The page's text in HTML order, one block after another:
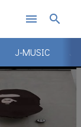
menu search
J-MUSIC J-